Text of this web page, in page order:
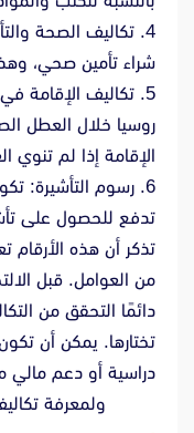
4. تكاليف الصحة
شراء تأمين صحي،
5. تكاليف الإقامة
روسيا خلال العطل
الإقامة إذا لم تنوي
6. رسوم التأشيرة:
تدفع للحصول على
تذكر أن هذه الأرقام
من العوامل. قبل
دائمًا التحقق من
تختارها. يمكن أن
دراسية أو دعم مالي
ولمعرفة